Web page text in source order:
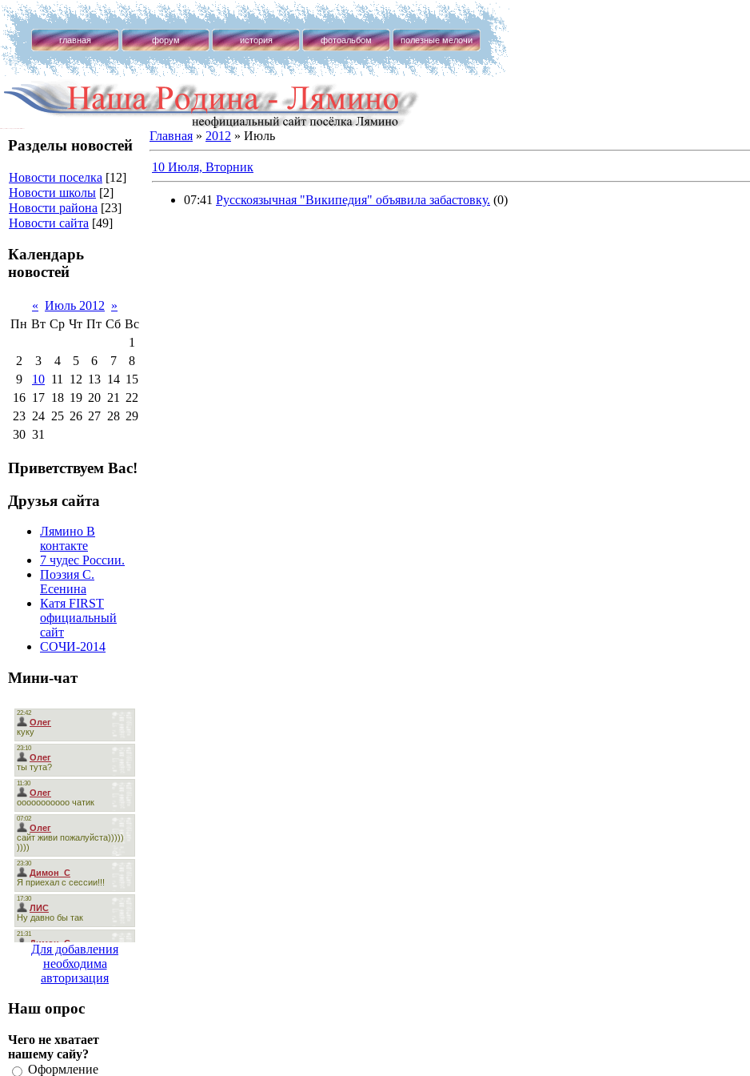
главная форум история фотоальбом полезные мелочи
Разделы новостей
Новости поселка [12]
Новости школы [2]
Новости района [23]
Новости сайта [49]
Календарь
новостей
« Июль 2012 »
Пн Вт Ср Чт Пт Сб Вс
1
2
3 4 5 6 7
8
9
10 11 12 13 14 15
16 17 18 19 20 21
22
23 24 25 26 27 28 29
30 31
Приветствуем Вас!
Друзья сайта
Лямино В
контакте
7 чудес России.
Поэзия С.
Есенина
Катя FIRST
официальный
сайт
СОЧИ-2014
Мини-чат
Для добавления
необходима
авторизация
Наш опрос
Чего не хватает
нашему сайу?
Оформление
Главная » 2012 » Июль
10 Июля, Вторник
07:41 Русскоязычная "Википедия" объявила забастовку. (0)